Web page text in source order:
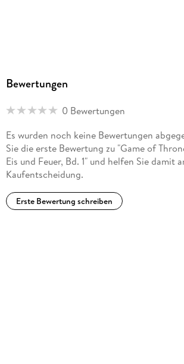
Bewertungen
0 Bewertungen
Es wurden noch keine Bewertungen
Sie die erste Bewertung zu "Game of
Eis und Feuer, Bd. 1" und helfen Sie damit
Kaufentscheidung.
Erste Bewertung schreiben